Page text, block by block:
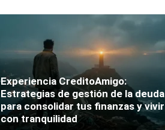
Experiencia CreditoAmigo:
Estrategias de gestión de la deuda
para consolidar tus finanzas y vivir
con tranquilidad